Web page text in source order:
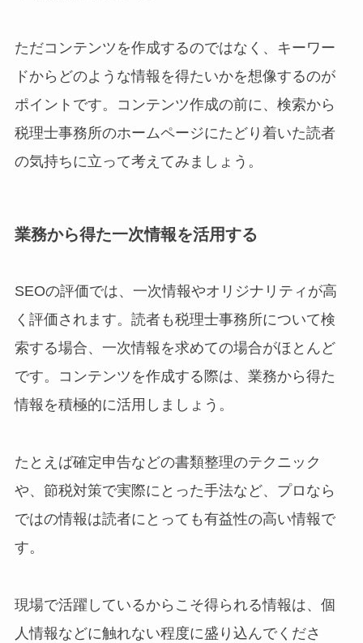
ただコンテンツを作成するのではなく、キーワー
ドからどのような情報を得たいかを想像するのが
ポイントです。コンテンツ作成の前に、検索から
税理士事務所のホームページにたどり着いた読者
の気持ちに立って考えてみましょう。
業務から得た一次情報を活用する
SEOの評価では、一次情報やオリジナリティが高
く評価されます。読者も税理士事務所について検
索する場合、一次情報を求めての場合がほとんど
です。コンテンツを作成する際は、業務から得た
情報を積極的に活用しましょう。
たとえば確定申告などの書類整理のテクニック
や、節税対策で実際にとった手法など、プロなら
ではの情報は読者にとっても有益性の高い情報で
す。
現場で活躍しているからこそ得られる情報は、個
人情報などに触れない程度に盛り込んでくださ